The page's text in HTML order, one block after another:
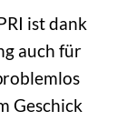
ist dank
auch für
Geschick